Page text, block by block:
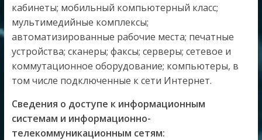
кабинеты; мобильный компьютерный класс;
мультимедийные комплексы;
автоматизированные рабочие места; печатные
устройства; сканеры; факсы; серверы; сетевое и
коммутационное оборудование; компьютеры, в
том числе подключенные к сети Интернет.
Сведения о доступе к информационным
системам и информационно-
телекоммуникационным сетям: